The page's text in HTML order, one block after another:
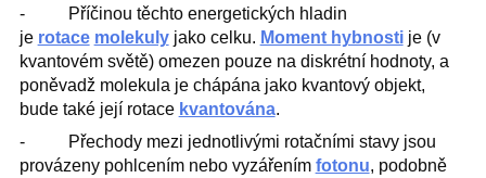
‐ Příčinou těchto energetických hladin
je rotace molekulyjako celku. Moment hybnostije (v
kvantovém světě) omezen pouze na diskrétní hodnoty, a
poněvadž molekula je chápána jako kvantový objekt,
bude také její rotace kvantována.
‐ Přechody mezi jednotlivými rotačními stavy jsou
provázeny pohlcením nebo vyzářením fotonu, podobně